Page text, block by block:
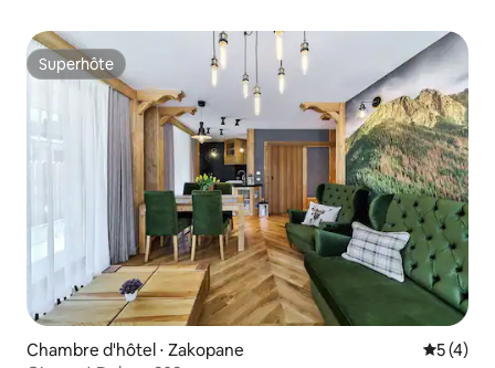
Superhôte
Superhôte
Chambre d'hôtel ⋅ Zakopane
5 (4)